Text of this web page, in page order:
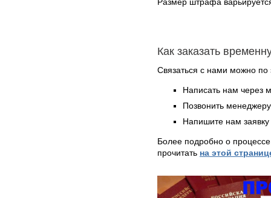
Как заказать
Связаться с нами можно по
Написать нам через
Позвонить
Напишите нам
Более подробно о
прочитать на этой